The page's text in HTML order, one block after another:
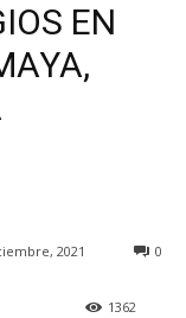
EN
2021 0
1362